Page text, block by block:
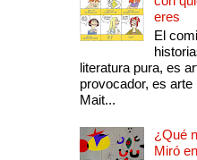
eres
El
literatura pura, es
provocador, es
Mait...
¿Qué
Miró